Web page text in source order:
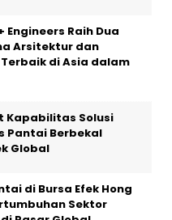
Raih Dua
Arsitektur dan
di Asia dalam
Kapabilitas Solusi
Pantai Berbekal
Global
di Bursa Efek Hong
Sektor